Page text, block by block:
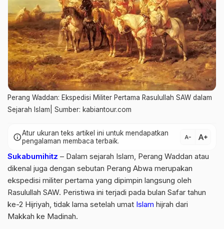
Perang Waddan: Ekspedisi Militer Pertama Rasulullah SAW dalam
Sejarah Islam| Sumber: kabiantour.com
infoAtur ukuran teks artikel ini untuk mendapatkan
pengalaman membaca terbaik.
text_decrease text_increase
Sukabumihitz – Dalam sejarah Islam, Perang Waddan atau
dikenal juga dengan sebutan Perang Abwa merupakan
ekspedisi militer pertama yang dipimpin langsung oleh
Rasulullah SAW. Peristiwa ini terjadi pada bulan Safar tahun
ke-2 Hijriyah, tidak lama setelah umat Islam hijrah dari
Makkah ke Madinah.